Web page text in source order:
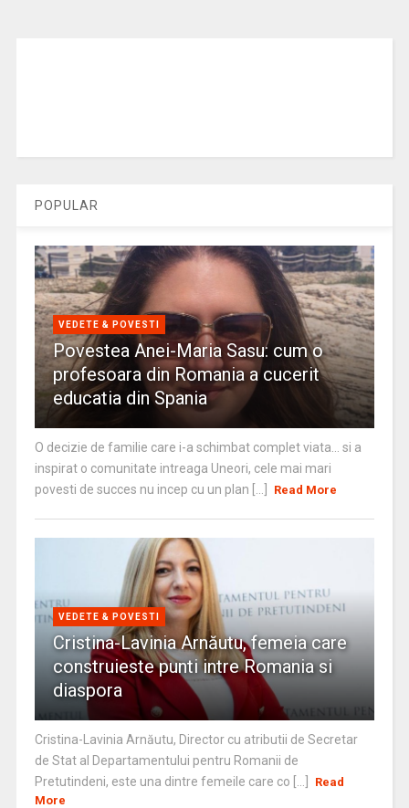
POPULAR
VEDETE & POVESTI
Povestea Anei-Maria Sasu: cum o
profesoara din Romania a cucerit
educatia din Spania
O decizie de familie care i-a schimbat complet viata… si a
inspirat o comunitate intreaga Uneori, cele mai mari
povesti de succes nu incep cu un plan [...]
Read More
VEDETE & POVESTI
Cristina-Lavinia Arnăutu, femeia care
construieste punti intre Romania si
diaspora
Cristina-Lavinia Arnăutu, Director cu atributii de Secretar
de Stat al Departamentului pentru Romanii de
Pretutindeni, este una dintre femeile care co [...]
Read
More